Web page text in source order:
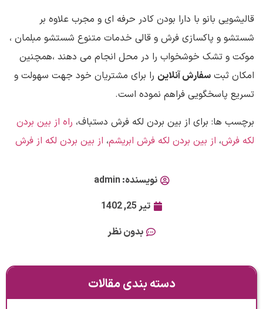
دسته بندی مقالات
قالیشویی بانو با دارا بودن کادر حرفه ای و مجرب علاوه بر
شستشو و پاکسازی فرش و قالی خدمات متنوع شستشو مبلمان ،
موکت و تشک خوشخواب را در محل انجام می دهند ،همچنین
امکان ثبت سفارش آنلاین را برای مشتریان خود جهت سهولت و
تسریع پاسخگویی فراهم نموده است.
برچسب ها: برای از بین بردن لکه فرش دستباف، راه از بین بردن
لکه فرش، از بین بردن لکه فرش ابریشم، از بین بردن لکه از فرش
نویسنده:admin
تیر 25, 1402
بدون نظر